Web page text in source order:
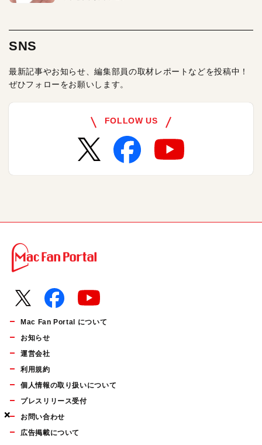
×
×
×
SNS
最新記事やお知らせ、編集部員の取材レポートなどを投稿中！
ぜひフォローをお願いします。
FOLLOW US
Mac Fan Portal について
お知らせ
運営会社
利用規約
個人情報の取り扱いについて
プレスリリース受付
お問い合わせ
広告掲載について